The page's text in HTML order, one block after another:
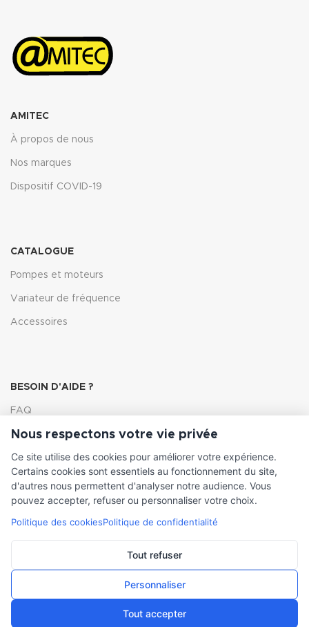
AMITEC
À propos de nous
Nos marques
Dispositif COVID-19
CATALOGUE
Pompes et moteurs
Variateur de fréquence
Accessoires
BESOIN D'AIDE ?
FAQ
Lexique
Comment choisir ma pompe
INFORMATIONS LÉGALES
Mentions légales
Nous respectons votre vie privée
Ce site utilise des cookies pour améliorer votre expérience.
Certains cookies sont essentiels au fonctionnement du site,
d'autres nous permettent d'analyser notre audience. Vous
pouvez accepter, refuser ou personnaliser votre choix.
Politique des cookiesPolitique de confidentialité
Tout refuser
Personnaliser
Tout accepter